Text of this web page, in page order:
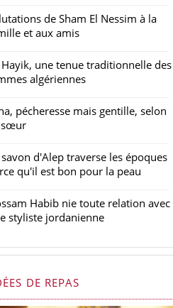
de Sham El Nessim à la
et aux amis
Hayik, une tenue traditionnelle des
algériennes
pécheresse mais gentille, selon
sœur
savon d'Alep traverse les époques
qu'il est bon pour la peau
Habib nie toute relation avec
styliste jordanienne
DE REPAS